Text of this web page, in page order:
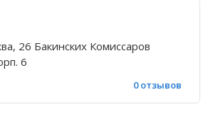
26 Бакинских Комиссаров
6
0 отзывов